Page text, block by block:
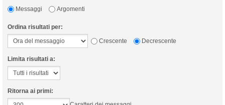
Messaggi
Argomenti
Ordina risultati per:
Crescente
Decrescente
Limita risultati a:
Ritorna ai primi: